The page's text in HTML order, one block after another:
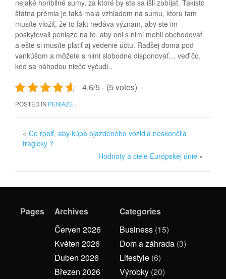
nejaké horibilné sumy, za ktoré by ste sa išli zabíjať. Takisto
štátna prémia je taká malá vzhľadom na sumu, ktorú tam
musíte vložiť, že to fakt nedáva význam, aby ste im
poskytovali peniaze na to, aby oni s nimi mohli obchodovať
a ešte si musíte platiť aj vedenie účtu. Radšej doma pod
vankúšom a môžete s nimi slobodne disponovať… veď čo,
keď sa náhodou niečo vyčudí..
4.6/5 - (5 votes)
POSTED IN PENIAZE ·
« Čo robiť, aby kúpa ojazdeného vozidla neskončila
tragicky ?
Hodnoty a ciele Európskej únie »
Pages
Archives
Červen 2026
Květen 2026
Duben 2026
Březen 2026
Categories
Business (15)
Dom a záhrada (3)
Lifestyle (6)
Výrobky (20)